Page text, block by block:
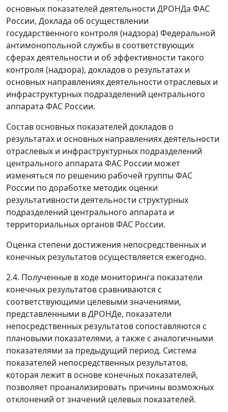
основных показателей деятельности ДРОНДа ФАС
России, Доклада об осуществлении
государственного контроля (надзора) Федеральной
антимонопольной службы в соответствующих
сферах деятельности и об эффективности такого
контроля (надзора), докладов о результатах и
основных направлениях деятельности отраслевых и
инфраструктурных подразделений центрального
аппарата ФАС России.
Состав основных показателей докладов о
результатах и основных направлениях деятельности
отраслевых и инфраструктурных подразделений
центрального аппарата ФАС России может
изменяться по решению рабочей группы ФАС
России по доработке методик оценки
результативности деятельности структурных
подразделений центрального аппарата и
территориальных органов ФАС России.
Оценка степени достижения непосредственных и
конечных результатов осуществляется ежегодно.
2.4. Полученные в ходе мониторинга показатели
конечных результатов сравниваются с
соответствующими целевыми значениями,
представленными в ДРОНДе, показатели
непосредственных результатов сопоставляются с
плановыми показателями, а также с аналогичными
показателями за предыдущий период. Система
показателей непосредственных результатов,
которая лежит в основе конечных показателей,
позволяет проанализировать причины возможных
отклонений от значений целевых показателей.